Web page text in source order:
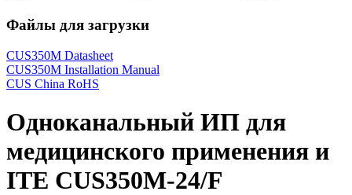
Файлы для загрузки
CUS350M Datasheet
CUS350M Installation Manual
CUS China RoHS
Одноканальный ИП для
медицинского применения и
ITE CUS350M-24/F